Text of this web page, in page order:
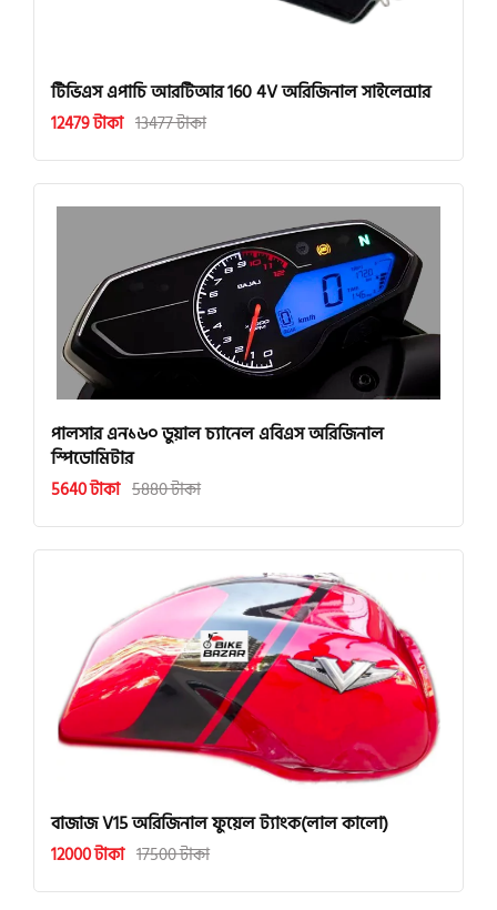
টিভিএস এপাচি আরটিআর 160 4V অরিজিনাল সাইলেন্সার
12479 টাকা 13477 টাকা
পালসার এন১৬০ ডুয়াল চ্যানেল এবিএস অরিজিনাল
স্পিডোমিটার
5640 টাকা 5880 টাকা
বাজাজ V15 অরিজিনাল ফুয়েল ট্যাংক(লাল কালো)
12000 টাকা 17500 টাকা